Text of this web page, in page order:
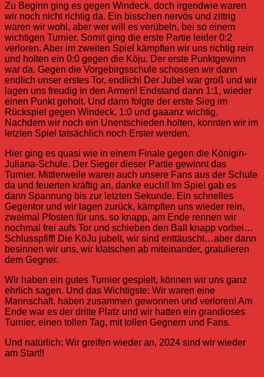
Zu Beginn ging es gegen Windeck, doch irgendwie waren
wir noch nicht richtig da. Ein bisschen nervös und zittrig
waren wir wohl, aber wer will es verübeln, bei so einem
wichtigen Turnier. Somit ging die erste Partie leider 0:2
verloren. Aber im zweiten Spiel kämpften wir uns richtig rein
und holten ein 0:0 gegen die Köju. Der erste Punktgewinn
war da. Gegen die Vorgebirgsschule schossen wir dann
endlich unser erstes Tor, endlich! Der Jubel war groß und wir
lagen uns freudig in den Armen! Endstand dann 1:1, wieder
einen Punkt geholt. Und dann folgte der erste Sieg im
Rückspiel gegen Windeck, 1:0 und gaaanz wichtig.
Nachdem wir noch ein Unentschieden holten, konnten wir im
letzten Spiel tatsächlich noch Erster werden.
Hier ging es quasi wie in einem Finale gegen die Königin-
Juliana-Schule. Der Sieger dieser Partie gewinnt das
Turnier. Mittlerweile waren auch unsere Fans aus der Schule
da und feuerten kräftig an, danke euch!! Im Spiel gab es
dann Spannung bis zur letzten Sekunde. Ein schnelles
Gegentor und wir lagen zurück, kämpften uns wieder rein,
zweimal Pfosten für uns, so knapp, am Ende rennen wir
nochmal frei aufs Tor und schieben den Ball knapp vorbei…
Schlusspfiff! Die KöJu jubelt, wir sind enttäuscht…aber dann
besinnen wir uns, wir klatschen ab miteinander, gratulieren
dem Gegner.
Wir haben ein gutes Turnier gespielt, können wir uns ganz
ehrlich sagen. Und das Wichtigste: Wir waren eine
Mannschaft, haben zusammen gewonnen und verloren! Am
Ende war es der dritte Platz und wir hatten ein grandioses
Turnier, einen tollen Tag, mit tollen Gegnern und Fans.
Und natürlich: Wir greifen wieder an, 2024 sind wir wieder
am Start!!